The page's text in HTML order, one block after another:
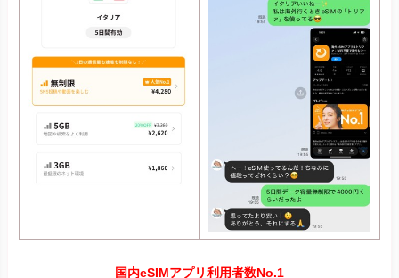
国内eSIMアプリ利用者数No.1